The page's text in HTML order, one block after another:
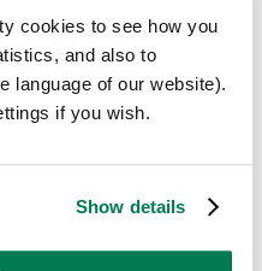
cookies to see how you
and also to
language of our website).
if you wish.
Show details
?